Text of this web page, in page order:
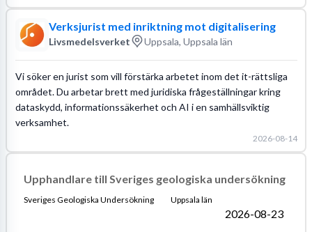
Verksjurist med inriktning mot digitalisering
Livsmedelsverket Uppsala, Uppsala län
Vi söker en jurist som vill förstärka arbetet inom det it-rättsliga
området. Du arbetar brett med juridiska frågeställningar kring
dataskydd, informationssäkerhet och AI i en samhällsviktig
verksamhet.
2026-08-14
Upphandlare till Sveriges geologiska undersökning
Sveriges Geologiska Undersökning Uppsala län
2026-08-23